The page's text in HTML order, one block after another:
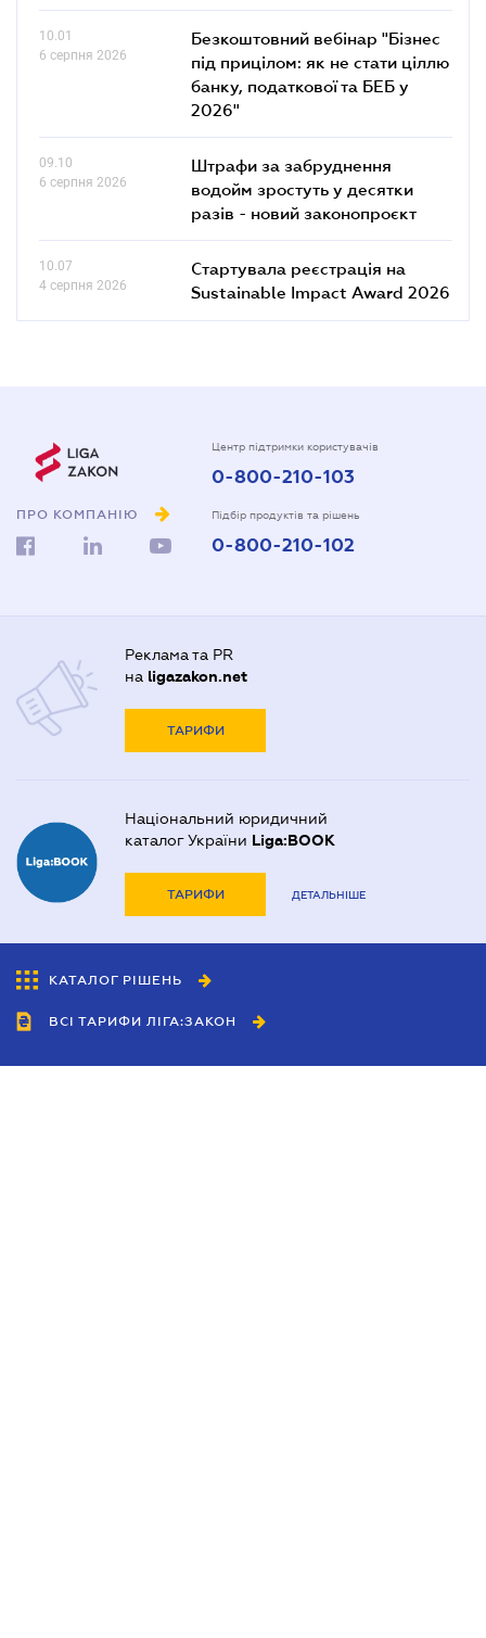
10.01
6 серпня 2026
Безкоштовний вебінар "Бізнес
під прицілом: як не стати ціллю
банку, податкової та БЕБ у
2026"
09.10
6 серпня 2026
Штрафи за забруднення
водойм зростуть у десятки
разів - новий законопроєкт
10.07
4 серпня 2026
Стартувала реєстрація на
Sustainable Impact Award 2026
ПРО КОМПАНІЮ
Центр підтримки користувачів
0-800-210-103
Підбір продуктів та рішень
0-800-210-102
Реклама та PR
на ligazakon.net
ТАРИФИ
Національний юридичний
каталог України Liga:BOOK
ТАРИФИ ДЕТАЛЬНІШЕ
КАТАЛОГ РІШЕНЬ
ВСІ ТАРИФИ ЛІГА:ЗАКОН